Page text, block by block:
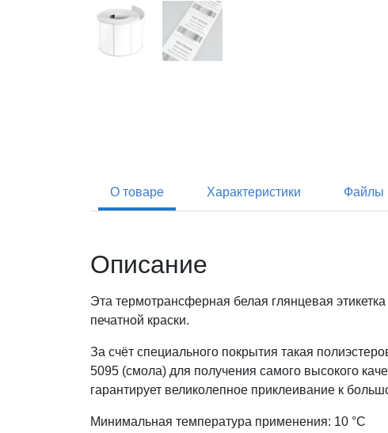
О товаре Характеристики Файлы
Описание
Эта термотрансферная белая глянцевая
печатной краски.
За счёт специального покрытия такая
5095 (смола) для получения самого высокого
гарантирует великолепное приклеивание к
Минимальная температура применения: 10 °С